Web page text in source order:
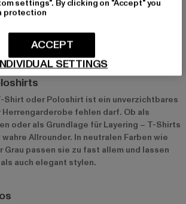
die Möglichkeit, mit minimalem Aufwand
erzielen und sind daher ein Muss in jeder
Basics
Shirt oder Poloshirt ist ein unverzichtbares
Herrengarderobe fehlen darf. Ob als
oder als Grundlage für Layering – T-Shirts
Allrounder. In neutralen Farben wie
Grau passen sie zu fast allem und lassen
auch elegant stylen.
settings". By clicking on "Accept" you
protection
SETTINGS
ACCEPT